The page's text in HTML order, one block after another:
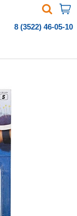
8 (3522) 46-05-10